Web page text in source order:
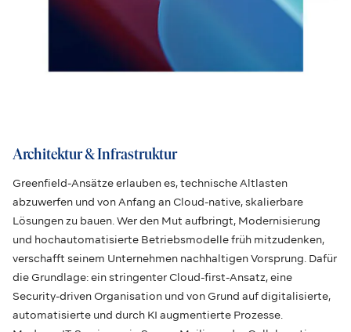
Architektur & Infrastruktur
Greenfield-Ansätze erlauben es, technische Altlasten
abzuwerfen und von Anfang an Cloud-native, skalierbare
Lösungen zu bauen. Wer den Mut aufbringt, Modernisierung
und hochautomatisierte Betriebsmodelle früh mitzudenken,
verschafft seinem Unternehmen nachhaltigen Vorsprung. Dafür
die Grundlage: ein stringenter Cloud-first-Ansatz, eine
Security-driven Organisation und von Grund auf digitalisierte,
automatisierte und durch KI augmentierte Prozesse.